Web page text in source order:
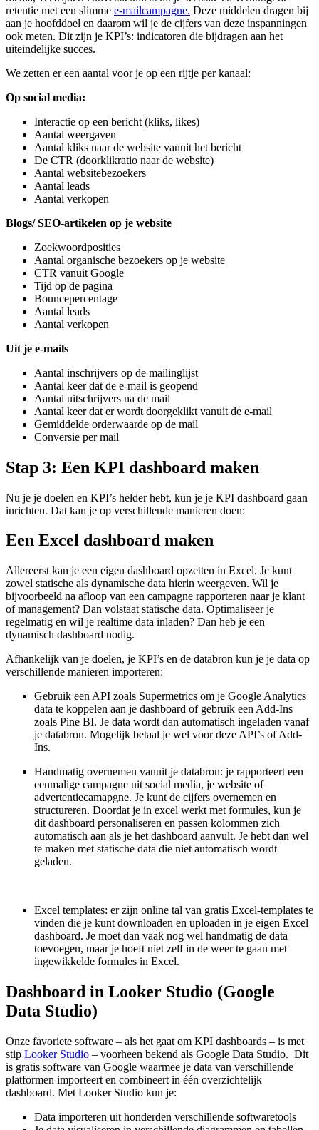
retentie met een slimme e-mailcampagne. Deze middelen dragen bij
aan je hoofddoel en daarom wil je de cijfers van deze inspanningen
ook meten. Dit zijn je KPI’s: indicatoren die bijdragen aan het
uiteindelijke succes.
We zetten er een aantal voor je op een rijtje per kanaal:
Op social media:
Interactie op een bericht (kliks, likes)
Aantal weergaven
Aantal kliks naar de website vanuit het bericht
De CTR (doorklikratio naar de website)
Aantal websitebezoekers
Aantal leads
Aantal verkopen
Blogs/ SEO-artikelen op je website
Zoekwoordposities
Aantal organische bezoekers op je website
CTR vanuit Google
Tijd op de pagina
Bouncepercentage
Aantal leads
Aantal verkopen
Uit je e-mails
Aantal inschrijvers op de mailinglijst
Aantal keer dat de e-mail is geopend
Aantal uitschrijvers na de mail
Aantal keer dat er wordt doorgeklikt vanuit de e-mail
Gemiddelde orderwaarde op de mail
Conversie per mail
Stap 3: Een KPI dashboard maken
Nu je je doelen en KPI’s helder hebt, kun je je KPI dashboard gaan
inrichten. Dat kan je op verschillende manieren doen:
Een Excel dashboard maken
Allereerst kan je een eigen dashboard opzetten in Excel. Je kunt
zowel statische als dynamische data hierin weergeven. Wil je
bijvoorbeeld na afloop van een campagne rapporteren naar je klant
of management? Dan volstaat statische data. Optimaliseer je
regelmatig en wil je realtime data inladen? Dan heb je een
dynamisch dashboard nodig.
Afhankelijk van je doelen, je KPI’s en de databron kun je je data op
verschillende manieren importeren:
Gebruik een API zoals Supermetrics om je Google Analytics
data te koppelen aan je dashboard of gebruik een Add-Ins
zoals Pine BI. Je data wordt dan automatisch ingeladen vanaf
je databron. Mogelijk betaal je wel voor deze API’s of Add-
Ins.
Handmatig overnemen vanuit je databron: je rapporteert een
eenmalige campagne uit social media, je website of
advertentiecamapgne. Je kunt de cijfers overnemen en
structureren. Doordat je in excel werkt met formules, kun je
dit dashboard personaliseren en passen kolommen zich
automatisch aan als je het dashboard aanvult. Je hebt dan wel
te maken met statische data die niet automatisch wordt
geladen.
Excel templates: er zijn online tal van gratis Excel-templates te
vinden die je kunt downloaden en uploaden in je eigen Excel
dashboard. Je moet dan vaak nog wel handmatig de data
toevoegen, maar je hoeft niet zelf in de weer te gaan met
ingewikkelde formules in Excel.
Dashboard in Looker Studio (Google
Data Studio)
Onze favoriete software – als het gaat om KPI dashboards – is met
stip Looker Studio – voorheen bekend als Google Data Studio. Dit
is gratis software van Google waarmee je data van verschillende
platformen importeert en combineert in één overzichtelijk
dashboard. Met Looker Studio kun je:
Data importeren uit honderden verschillende softwaretools